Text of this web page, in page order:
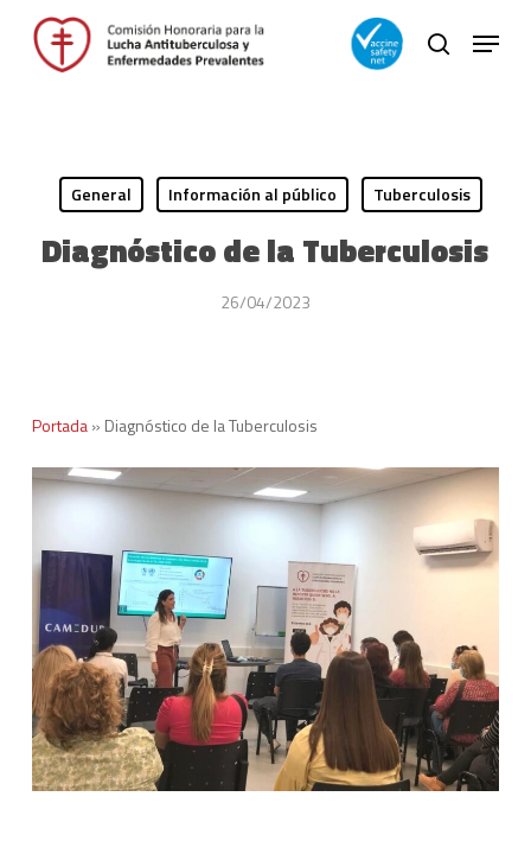
search
Menu
General Información al público Tuberculosis
Diagnóstico de la Tuberculosis
26/04/2023
Portada» Diagnóstico de la Tuberculosis